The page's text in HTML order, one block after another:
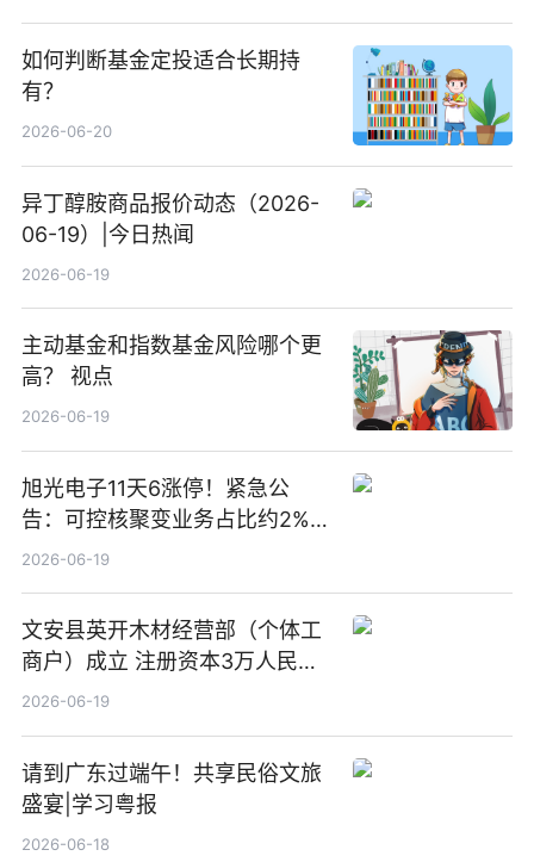
如何判断基金定投适合长期持
有？
2026-06-20
异丁醇胺商品报价动态（2026-
06-19）|今日热闻
2026-06-19
主动基金和指数基金风险哪个更
高？ 视点
2026-06-19
旭光电子11天6涨停！紧急公
告：可控核聚变业务占比约2%！
前沿热点
2026-06-19
文安县英开木材经营部（个体工
商户）成立 注册资本3万人民币
新要闻
2026-06-19
请到广东过端午！共享民俗文旅
盛宴|学习粤报
2026-06-18